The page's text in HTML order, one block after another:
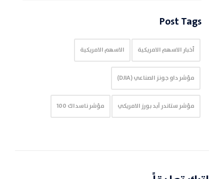
Post Tags
أخبار الاسهم الامريكية الاسهم الامريكية
مؤشر داو جونز الصناعي (DJIA)
مؤشر ستاندر آبد بورز الامريكي مؤشر ناسداك 100